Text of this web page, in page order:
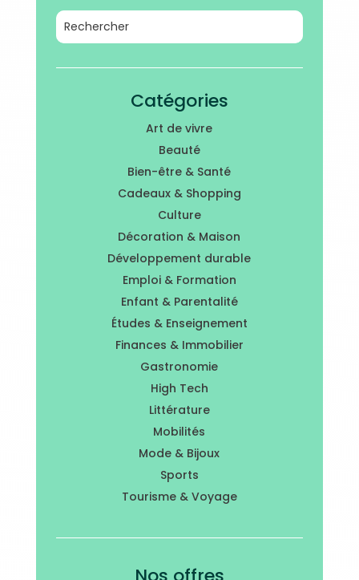
Catégories
Art de vivre
Beauté
Bien-être & Santé
Cadeaux & Shopping
Culture
Décoration & Maison
Développement durable
Emploi & Formation
Enfant & Parentalité
Études & Enseignement
Finances & Immobilier
Gastronomie
High Tech
Littérature
Mobilités
Mode & Bijoux
Sports
Tourisme & Voyage